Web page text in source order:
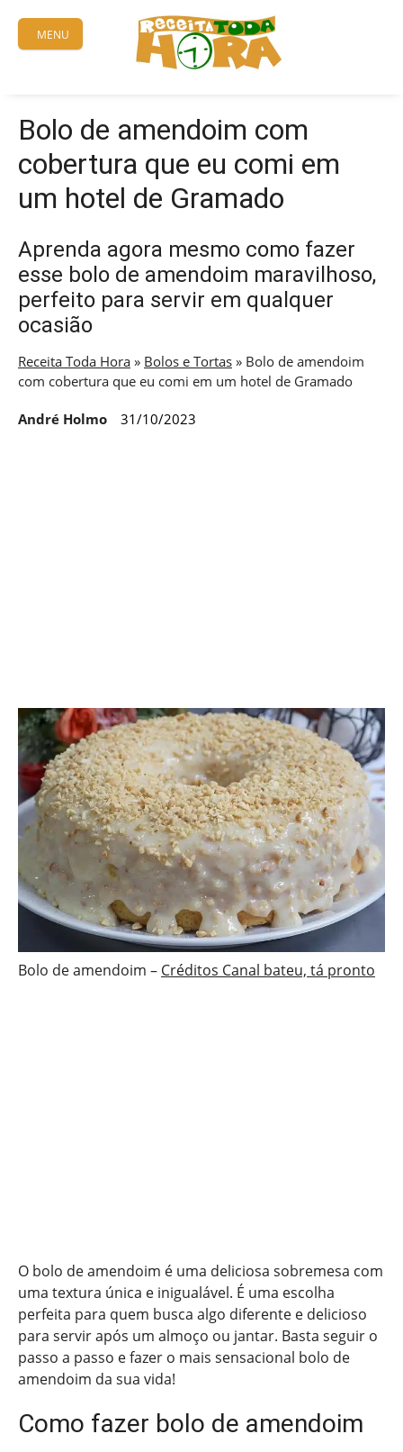
content
MENU
Bolo de amendoim com
cobertura que eu comi em
um hotel de Gramado
Aprenda agora mesmo como fazer
esse bolo de amendoim maravilhoso,
perfeito para servir em qualquer
ocasião
Receita Toda Hora » Bolos e Tortas » Bolo de amendoim
com cobertura que eu comi em um hotel de Gramado
André Holmo 31/10/2023
Bolo de amendoim – Créditos Canal bateu, tá pronto
O bolo de amendoim é uma deliciosa sobremesa com
uma textura única e inigualável. É uma escolha
perfeita para quem busca algo diferente e delicioso
para servir após um almoço ou jantar. Basta seguir o
passo a passo e fazer o mais sensacional bolo de
amendoim da sua vida!
Como fazer bolo de amendoim